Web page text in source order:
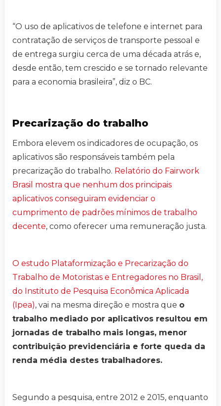
“O uso de aplicativos de telefone e internet para
contratação de serviços de transporte pessoal e
de entrega surgiu cerca de uma década atrás e,
desde então, tem crescido e se tornado relevante
para a economia brasileira”, diz o BC.
Precarização do trabalho
Embora elevem os indicadores de ocupação, os
aplicativos são responsáveis também pela
precarização do trabalho. Relatório do Fairwork
Brasil mostra que nenhum dos principais
aplicativos conseguiram evidenciar o
cumprimento de padrões mínimos de trabalho
decente, como oferecer uma remuneração justa.
O estudo Plataformização e Precarização do
Trabalho de Motoristas e Entregadores no Brasil,
do Instituto de Pesquisa Econômica Aplicada
(Ipea), vai na mesma direção e mostra que o
trabalho mediado por aplicativos resultou em
jornadas de trabalho mais longas, menor
contribuição previdenciária e forte queda da
renda média destes trabalhadores.
Segundo a pesquisa, entre 2012 e 2015, enquanto